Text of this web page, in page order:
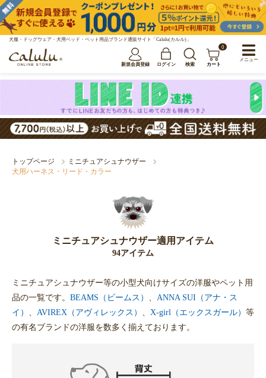
犬服・ドッグウェア・犬用ベッド・ペット用品ブランド通販サイト「Calulu(カルル)」
新規会員登録 ログイン 検索
0
カート
トップページ
ミニチュアシュナウザー
犬用ハーネス・リード・カラー
ミニチュアシュナウザー適用アイテム
94アイテム
ミニチュアシュナウザー等の小型犬向けサイズの洋服やペット用
品の一覧です。 BEAMS（ビームス）
ANNA SUI（アナ・ス
イ）
AVIREX（アヴィレックス） X-girl（エックスガール） 等
の有名ブランドの洋服を数多く揃えております。
メニュー